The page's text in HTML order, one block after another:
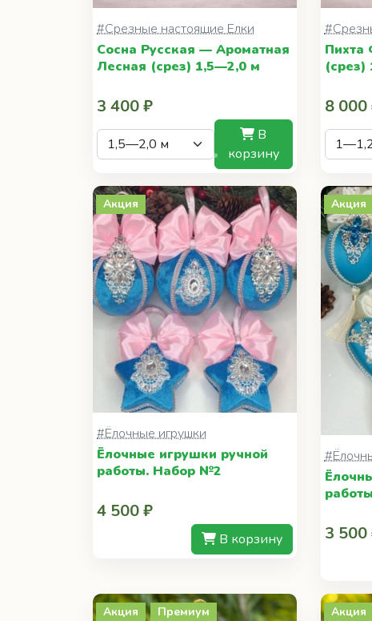
#Срезные настоящие Елки
Сосна Русская — Ароматная
Лесная (срез) 1,5—2,0 м
3 400 ₽
В
корзину
Пихта
8 000
Акция
#Ёлочные игрушки
Ёлочные игрушки ручной
работы. Набор №2
4 500 ₽
В корзину
Акция
3 500
Акция Премиум Акция